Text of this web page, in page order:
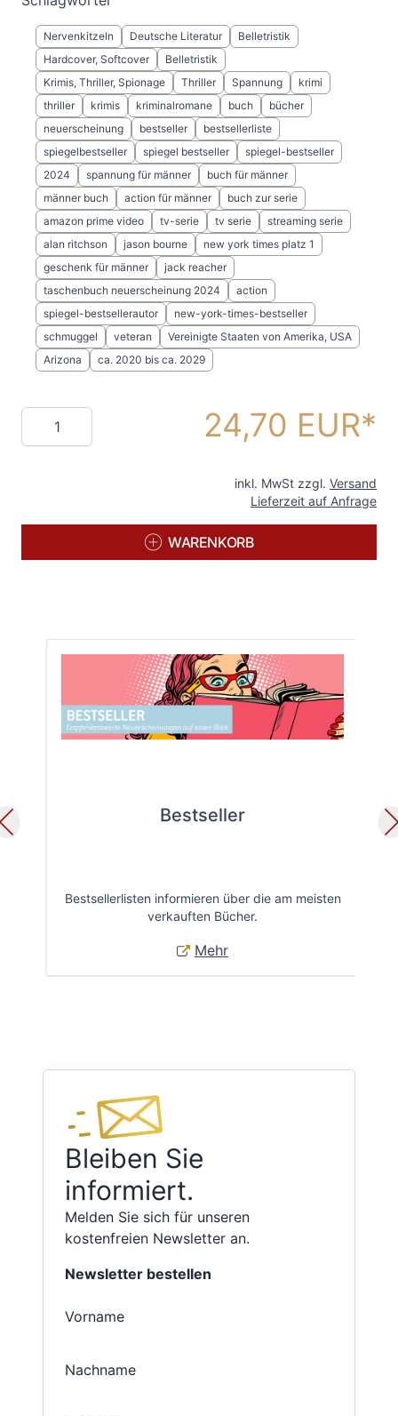
Nervenkitzeln Deutsche Literatur
Belletristik
Hardcover, Softcover
Belletristik
Krimis, Thriller, Spionage
Thriller Spannung
krimi
thriller
krimis kriminalromane buch
bücher
neuerscheinung
bestseller
bestsellerliste
spiegelbestseller
spiegel bestseller
spiegel-bestseller
2024
spannung für männer
buch für männer
männer buch
action für männer
buch zur serie
amazon prime video
tv-serie tv serie
streaming serie
alan ritchson
jason bourne
new york times platz 1
geschenk für männer
jack reacher
taschenbuch neuerscheinung 2024
action
spiegel-bestsellerautor
new-york-times-bestseller
schmuggel
veteran
Vereinigte Staaten von Amerika, USA
Arizona
ca. 2020 bis ca. 2029
Menge 24,70 EUR
inkl. MwSt zzgl. Versand
Lieferzeit auf Anfrage
WARENKORB
Bestseller
Bestsellerlisten informieren über die am meisten
verkauften Bücher.
Mehr
Bleiben Sie
informiert.
Melden Sie sich für unseren
kostenfreien Newsletter an.